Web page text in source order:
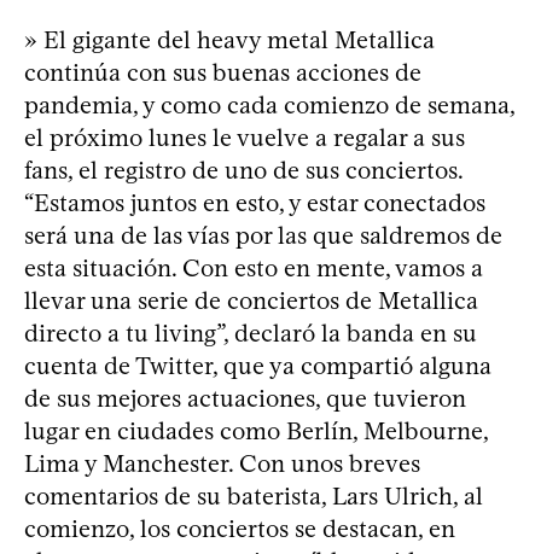
» El gigante del heavy metal Metallica
continúa con sus buenas acciones de
pandemia, y como cada comienzo de semana,
el próximo lunes le vuelve a regalar a sus
fans, el registro de uno de sus conciertos.
“Estamos juntos en esto, y estar conectados
será una de las vías por las que saldremos de
esta situación. Con esto en mente, vamos a
llevar una serie de conciertos de Metallica
directo a tu living”, declaró la banda en su
cuenta de Twitter, que ya compartió alguna
de sus mejores actuaciones, que tuvieron
lugar en ciudades como Berlín, Melbourne,
Lima y Manchester. Con unos breves
comentarios de su baterista, Lars Ulrich, al
comienzo, los conciertos se destacan, en